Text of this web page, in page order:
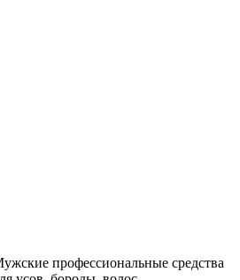
профессиональные средства